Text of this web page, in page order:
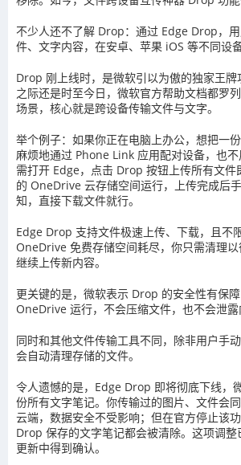
不少人还不了解 Drop：通过 Edge Drop，
件、文字内容，在安卓、苹果 iOS 等不同设备
Drop 刚上线时，是微软引以为傲的独家王
之际还是时至今日，微软官方帮助文档都罗
场景，核心就是跨设备传输文件与文字。
举个例子：如果你正在电脑上办公，想把一
麻烦地通过 Phone Link 应用配对设备，也
需打开 Edge，点击 Drop 按钮上传所有文件
的 OneDrive 云存储空间运行，上传完成后
知，直接下载文件就行。
Edge Drop 支持文件极速上传、下载，且不
OneDrive 免费存储空间耗尽，你只需清理
继续上传新内容。
更关键的是，微软表示 Drop 的安全性有保
OneDrive 运行，不会压缩文件，也不会泄露
同时和其他文件传输工具不同，除非用户手
会自动清理存储的文件。
令人遗憾的是，Edge Drop 即将彻底下线，
份所有文字笔记。你传输过的图片、文件会
云端，数据安全不受影响；但在官方停止该
Drop 保存的文字笔记都会被清除。这项调整
更新中得到确认。